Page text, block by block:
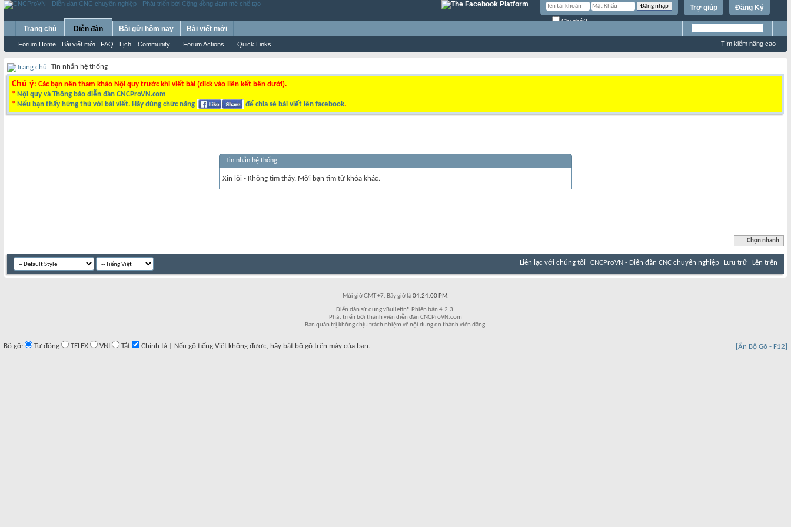
Đăng Ký
Trợ giúp
Ghi nhớ?
Trang chủ Diễn đàn
Forum Home Bài viết mới FAQ Lịch Community Forum Actions Quick Links
Bài gửi hôm nay Bài viết mới
Tìm kiếm nâng cao
Tin nhắn hệ thống
Chú ý: Các bạn nên tham khảo Nội quy trước khi viết bài (click vào liên kết bên dưới).
* Nội quy và Thông báo diễn đàn CNCProVN.com
* Nếu bạn thấy hứng thú với bài viết. Hãy dùng chức năng để chia sẻ bài viết lên facebook.
Tin nhắn hệ thống
Xin lỗi - Không tìm thấy. Mời bạn tìm từ khóa khác.
Chọn nhanh
Liên lạc với chúng tôi CNCProVN - Diễn đàn CNC chuyên nghiệp Lưu trữ Lên trên
Múi giờ GMT +7. Bây giờ là04:24:00 PM.
Diễn đàn sử dụng vBulletin® Phiên bản 4.2.3.
Phát triển bởi thành viên diễn đàn CNCProVN.com
Ban quản trị không chịu trách nhiệm về nội dung do thành viên đăng.
Bộ gõ: Tự động TELEX VNI Tắt [Ẩn Bộ Gõ - F12]
Chính tả | Nếu gõ tiếng Việt không được, hãy bật bộ gõ trên máy của bạn.